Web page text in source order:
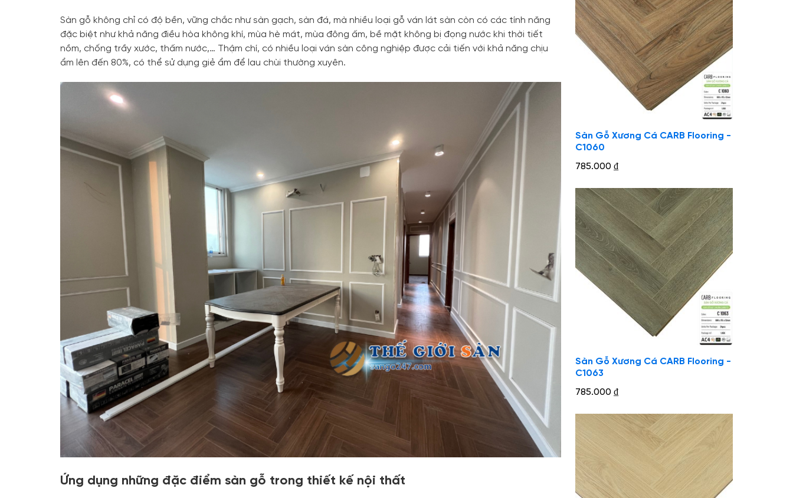
Sàn gỗ không chỉ có độ bền, vững chắc như sàn gạch, sàn đá, mà nhiều loại gỗ ván lát sàn còn có các tính năng
đặc biệt như khả năng điều hòa không khí, mùa hè mát, mùa đông ấm, bề mặt không bị đọng nước khi thời tiết
nồm, chống trầy xước, thấm nước,… Thậm chí, có nhiều loại ván sàn công nghiệp được cải tiến với khả năng chịu
ẩm lên đến 80%, có thể sử dụng giẻ ẩm để lau chùi thường xuyên.
Ứng dụng những đặc điểm sàn gỗ trong thiết kế nội thất
Sàn Gỗ Xương Cá CARB Flooring -
C1060
785.000 ₫
Sàn Gỗ Xương Cá CARB Flooring -
C1063
785.000 ₫